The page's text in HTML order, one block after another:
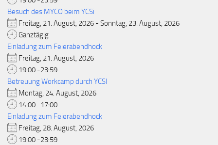
Besuch des MYCO beim YCSi
Freitag, 21. August, 2026 - Sonntag, 23. August, 2026
Ganztägig
Einladung zum Feierabendhock
Freitag, 21. August, 2026
19:00 -23:59
Betreuung Workcamp durch YCSI
Montag, 24. August, 2026
14:00 -17:00
Einladung zum Feierabendhock
Freitag, 28. August, 2026
19:00 -23:59